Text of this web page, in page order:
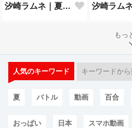
汐崎ラムネ｜夏祭りの夜
もっ
人気のキーワード キーワードから
夏 バトル 動画 百合
おっぱい 日本 スマホ動画